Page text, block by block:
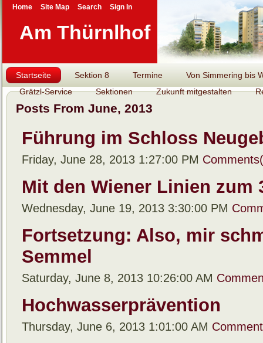
Am Thürnlhof
Startseite Sektion 8 Termine
Von Simmering bis
Grätzl-Service
Sektionen Zukunft mitgestalten
Posts From June, 2013
Führung im Schloss
Friday, June 28, 2013 1:27:00 PM
Mit den Wiener Linien zum
Wednesday, June 19, 2013 3:30:00 PM
Fortsetzung: Also, mir
Semmel
Saturday, June 8, 2013 10:26:00 AM
Hochwasserprävention
Thursday, June 6, 2013 1:01:00 AM
Home Site Map Search Sign In